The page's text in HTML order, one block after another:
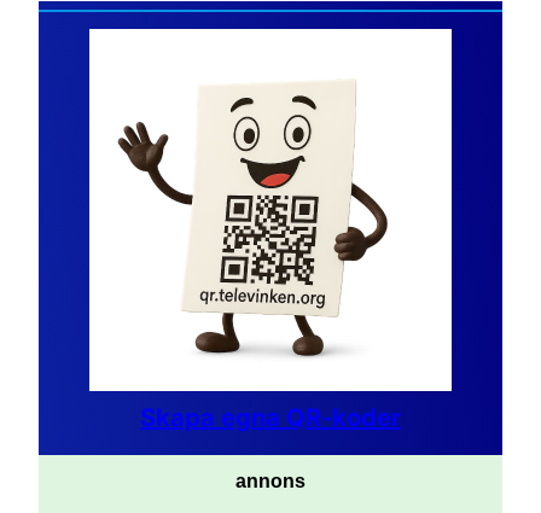
Skapa egna QR-koder
annons